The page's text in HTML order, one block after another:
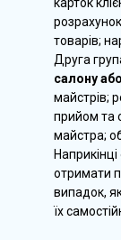
товарів;
Друга
салону
майстрів;
прийом та
майстра;
отримати
випадок,
їх